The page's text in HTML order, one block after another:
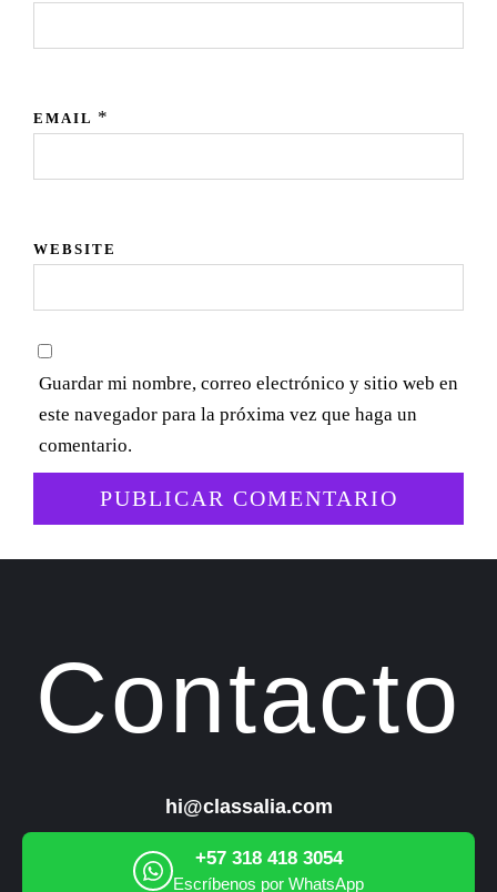
EMAIL *
WEBSITE
Guardar mi nombre, correo electrónico y sitio web en
este navegador para la próxima vez que haga un
comentario.
Contacto
hi@classalia.com
+57 318 418 3054
Escríbenos por WhatsApp